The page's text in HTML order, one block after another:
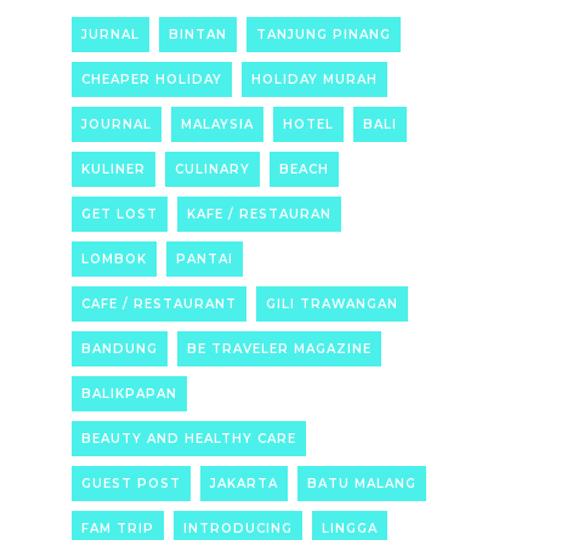
JURNAL BINTAN TANJUNG PINANG
CHEAPER HOLIDAY HOLIDAY MURAH
JOURNAL MALAYSIA HOTEL BALI
KULINER CULINARY BEACH
GET LOST KAFE / RESTAURAN
LOMBOK PANTAI
CAFE / RESTAURANT GILI TRAWANGAN
BANDUNG BE TRAVELER MAGAZINE
BALIKPAPAN
BEAUTY AND HEALTHY CARE
GUEST POST JAKARTA BATU MALANG
FAM TRIP INTRODUCING LINGGA